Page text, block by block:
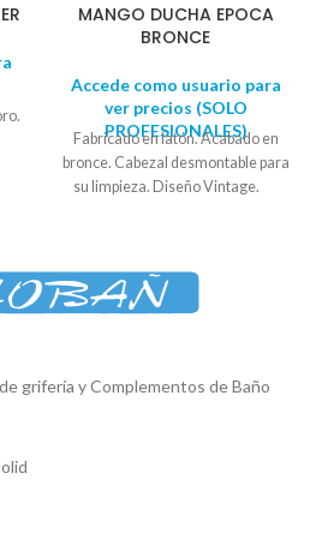
MANGO DUCHA EPOCA
BRONCE
Accede como usuario para
ver precios (SOLO
PROFESIONALES)
Fabricado en latón. Acabado en
bronce. Cabezal desmontable para
su limpieza. Diseño Vintage.
grifería y Complementos de Baño